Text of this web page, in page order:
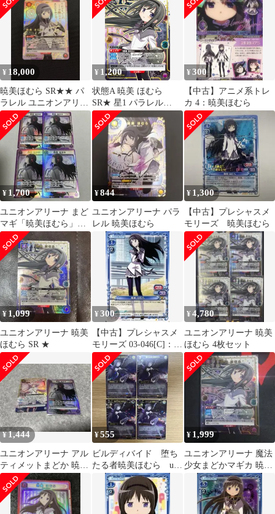
¥ 18,000
暁美ほむら SR★★ パ
ラレル ユニオンアリー
ナ まどマギ サイン パ
ラレル
¥ 1,200
状態A 暁美 ほむら
SR★ 星1 パラレル
UA31BT/MMM-1-041 ユ
ニオンアリーナ UNION
ARENA ユニアリ
¥300
【中古】アニメ系トレ
カ 4：暁美ほむら
¥ 1,700
ユニオンアリーナ まど
マギ「暁美ほむら」
SR（スーパーレア） ４
枚
¥844
ユニオンアリーナ パラ
レル 暁美ほむら
¥ 1,300
【中古】プレシャスメ
モリーズ 暁美ほむら
¥ 1,099
ユニオンアリーナ 暁美
ほむら SR ★
¥300
【中古】プレシャスメ
モリーズ 03-046[C]：暁
美 ほむら
¥4,780
ユニオンアリーナ 暁美
ほむら 4枚セット
¥1,444
ユニオンアリーナ アル
ティメットまどか 暁美
ほむら SRセット
¥555
ビルディバイド 堕ち
たる者暁美ほむら ur
4枚セット
¥ 1,999
ユニオンアリーナ 魔法
少女まどかマギカ 暁美
ほむら SR★ 星1 パラレ